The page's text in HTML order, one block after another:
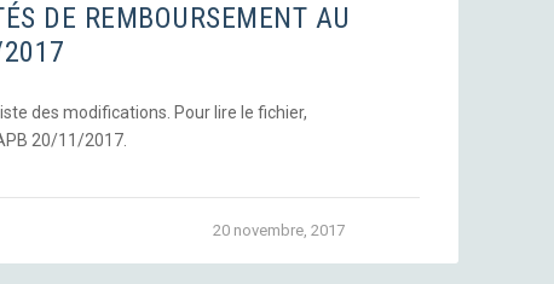
DE REMBOURSEMENT AU
des modifications. Pour lire le fichier,
20/11/2017.
20 novembre, 2017